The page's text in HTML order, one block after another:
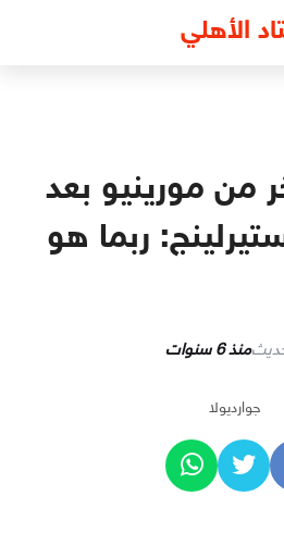
الأهلي
من مورينيو بعد
ربما هو
منذ 6 سنوات